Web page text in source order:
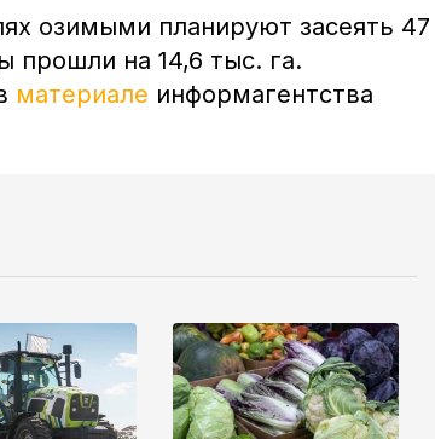
озимыми планируют засеять 47
прошли на 14,6 тыс. га.
материале информагентства